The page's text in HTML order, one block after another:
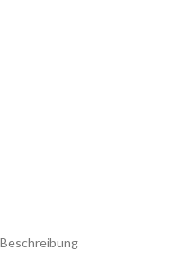
Beschreibung